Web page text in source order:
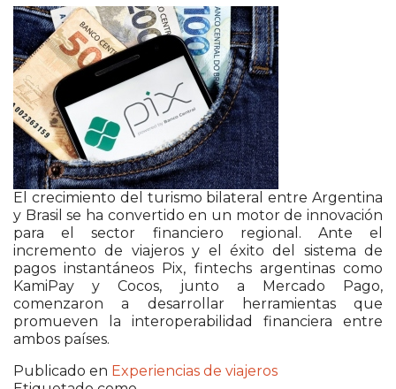
El crecimiento del turismo bilateral entre Argentina
y Brasil se ha convertido en un motor de innovación
para el sector financiero regional. Ante el
incremento de viajeros y el éxito del sistema de
pagos instantáneos Pix, fintechs argentinas como
KamiPay y Cocos, junto a Mercado Pago,
comenzaron a desarrollar herramientas que
promueven la interoperabilidad financiera entre
ambos países.
Publicado en Experiencias de viajeros